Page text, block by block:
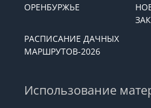
ОРЕНБУРЖЬЕ
РАСПИСАНИЕ ДАЧНЫХ
МАРШРУТОВ-2026
Использование